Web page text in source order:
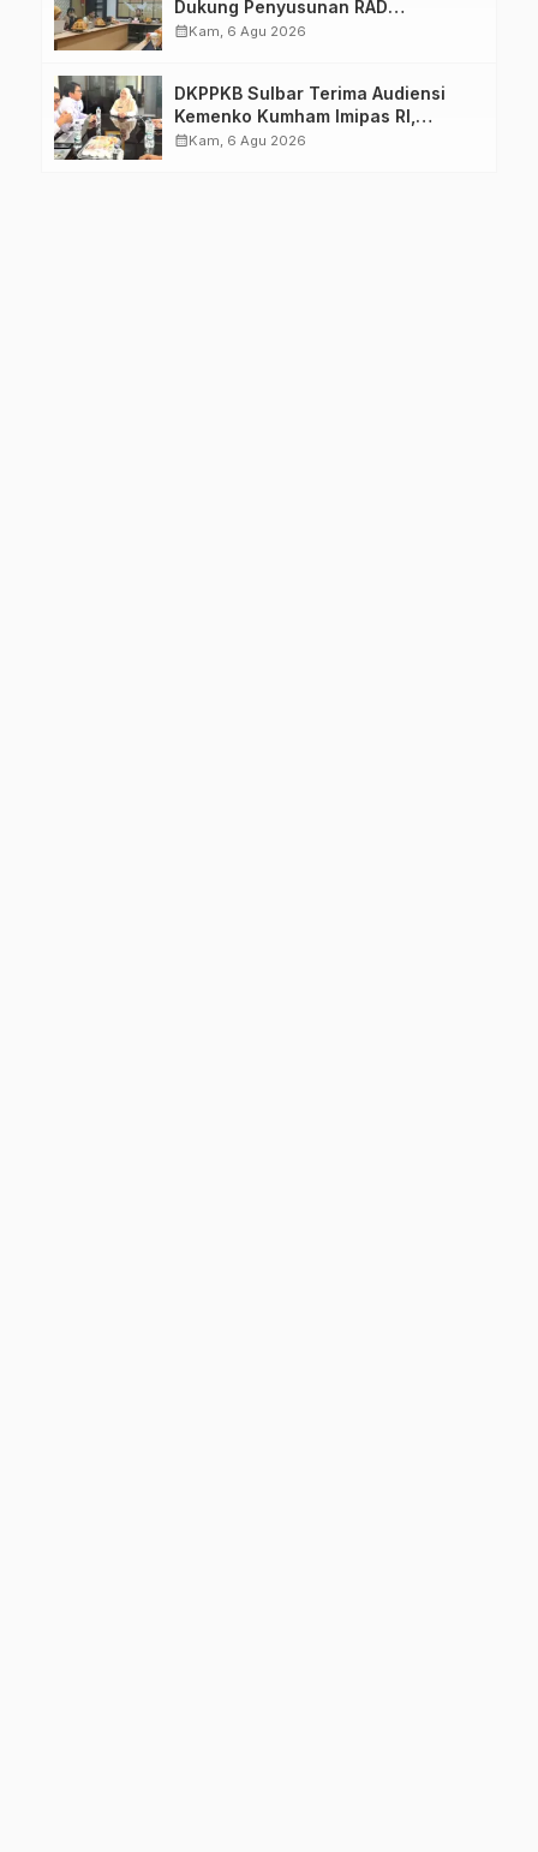
Dukung Penyusunan RAD
TPB/SDGs Sulawesi Barat
calendar_monthKam, 6 Agu 2026
DKPPKB Sulbar Terima Audiensi
Kemenko Kumham Imipas RI,
Perkuat Pelayanan Kesehatan bagi
calendar_monthKam, 6 Agu 2026